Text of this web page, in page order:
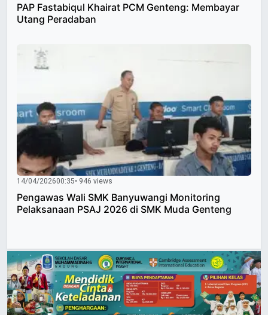
PAP Fastabiqul Khairat PCM Genteng: Membayar
Utang Peradaban
14/04/202600:35• 946 views
Pengawas Wali SMK Banyuwangi Monitoring
Pelaksanaan PSAJ 2026 di SMK Muda Genteng